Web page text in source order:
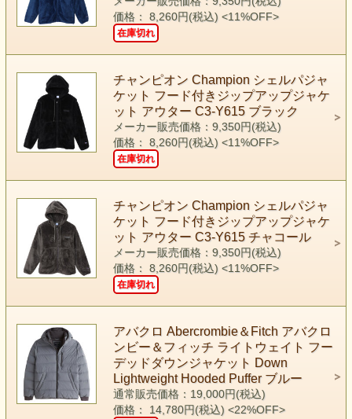
価格： 8,260円(税込) <11%OFF>
在庫切れ
チャンピオン Champion シェルパジャ
ケット フード付きジップアップジャケ
ット アウター C3-Y615 ブラック
メーカー販売価格：9,350円(税込)
価格： 8,260円(税込) <11%OFF>
在庫切れ
チャンピオン Champion シェルパジャ
ケット フード付きジップアップジャケ
ット アウター C3-Y615 チャコール
メーカー販売価格：9,350円(税込)
価格： 8,260円(税込) <11%OFF>
在庫切れ
アバクロ Abercrombie＆Fitch アバクロ
ンビー＆フィッチ ライトウェイト フー
デッドダウンジャケット Down
Lightweight Hooded Puffer ブルー
通常販売価格：19,000円(税込)
価格： 14,780円(税込) <22%OFF>